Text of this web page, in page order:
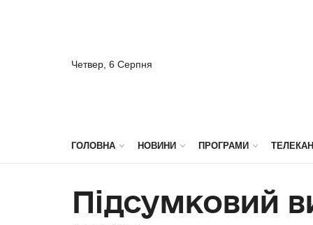
Четвер, 6 Серпня
ГОЛОВНА НОВИНИ ПРОГРАМИ
Підсумковий